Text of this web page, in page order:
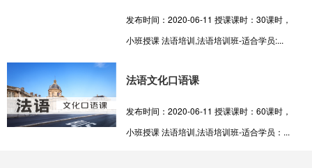
发布时间：2020-06-11 授课课时：30课时，
小班授课 法语培训,法语培训班-适合学员:...
法语文化口语课
发布时间：2020-06-11 授课课时：60课时，
小班授课 法语培训,法语培训班-适合学员：...